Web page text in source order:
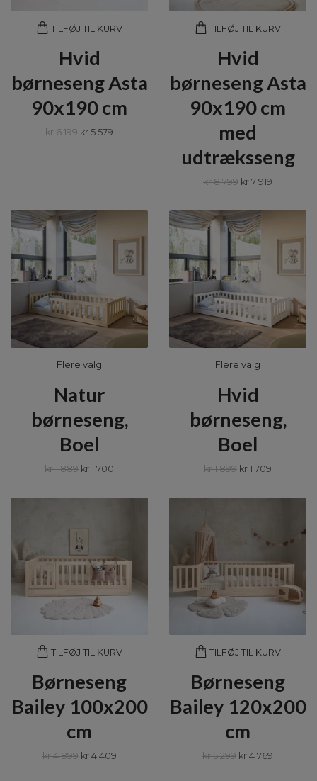
TILFØJ TIL KURV
Hvid
børneseng Asta
90x190 cm
kr 6 199 kr 5 579
TILFØJ TIL KURV
Hvid
børneseng Asta
90x190 cm
med
udtræksseng
kr 8 799 kr 7 919
Flere valg
Natur
børneseng,
Boel
kr 1 889 kr 1 700
Flere valg
Hvid
børneseng,
Boel
kr 1 899 kr 1 709
TILFØJ TIL KURV
Børneseng
Bailey 100x200
cm
kr 4 899 kr 4 409
TILFØJ TIL KURV
Børneseng
Bailey 120x200
cm
kr 5 299 kr 4 769